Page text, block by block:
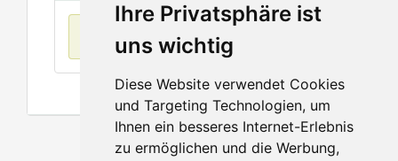
Ihre Privatsphäre ist
uns wichtig
Diese Website verwendet Cookies
und Targeting Technologien, um
Ihnen ein besseres Internet-Erlebnis
zu ermöglichen und die Werbung,
No items found